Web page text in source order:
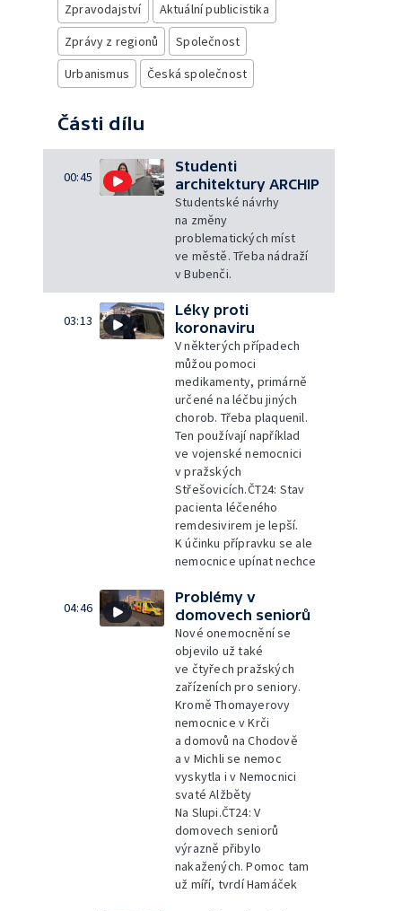
Zpravodajství
Aktuální publicistika
Zprávy z regionů
Společnost
Urbanismus
Česká společnost
Části dílu
00:45
Studenti
architektury ARCHIP
Studentské návrhy
na změny
problematických míst
ve městě. Třeba nádraží
v Bubenči.
03:13
Léky proti
koronaviru
V některých případech
můžou pomoci
medikamenty, primárně
určené na léčbu jiných
chorob. Třeba plaquenil.
Ten používají například
ve vojenské nemocnici
v pražských
Střešovicích.ČT24: Stav
pacienta léčeného
remdesivirem je lepší.
K účinku přípravku se ale
nemocnice upínat nechce
04:46
Problémy v
domovech seniorů
Nové onemocnění se
objevilo už také
ve čtyřech pražských
zařízeních pro seniory.
Kromě Thomayerovy
nemocnice v Krči
a domovů na Chodově
a v Michli se nemoc
vyskytla i v Nemocnici
svaté Alžběty
Na Slupi.ČT24: V
domovech seniorů
výrazně přibylo
nakažených. Pomoc tam
už míří, tvrdí Hamáček